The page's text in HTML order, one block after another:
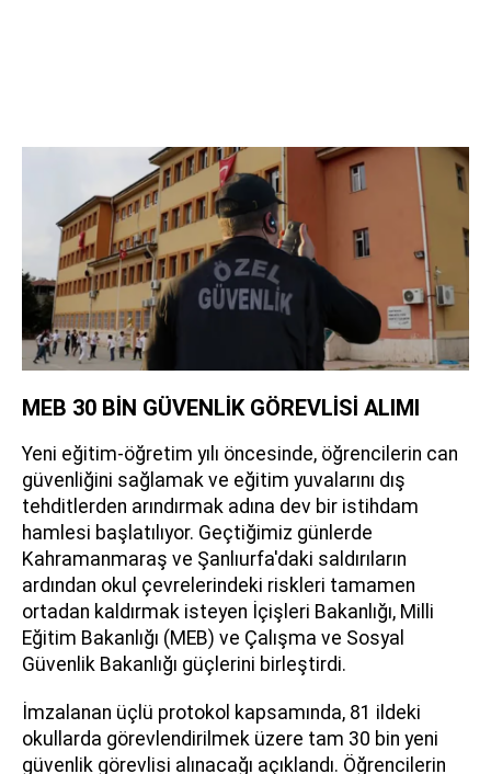
MEB 30 BİN GÜVENLİK GÖREVLİSİ ALIMI
Yeni eğitim-öğretim yılı öncesinde, öğrencilerin can
güvenliğini sağlamak ve eğitim yuvalarını dış
tehditlerden arındırmak adına dev bir istihdam
hamlesi başlatılıyor. Geçtiğimiz günlerde
Kahramanmaraş ve Şanlıurfa'daki saldırıların
ardından okul çevrelerindeki riskleri tamamen
ortadan kaldırmak isteyen İçişleri Bakanlığı, Milli
Eğitim Bakanlığı (MEB) ve Çalışma ve Sosyal
Güvenlik Bakanlığı güçlerini birleştirdi.
İmzalanan üçlü protokol kapsamında, 81 ildeki
okullarda görevlendirilmek üzere tam 30 bin yeni
güvenlik görevlisi alınacağı açıklandı. Öğrencilerin